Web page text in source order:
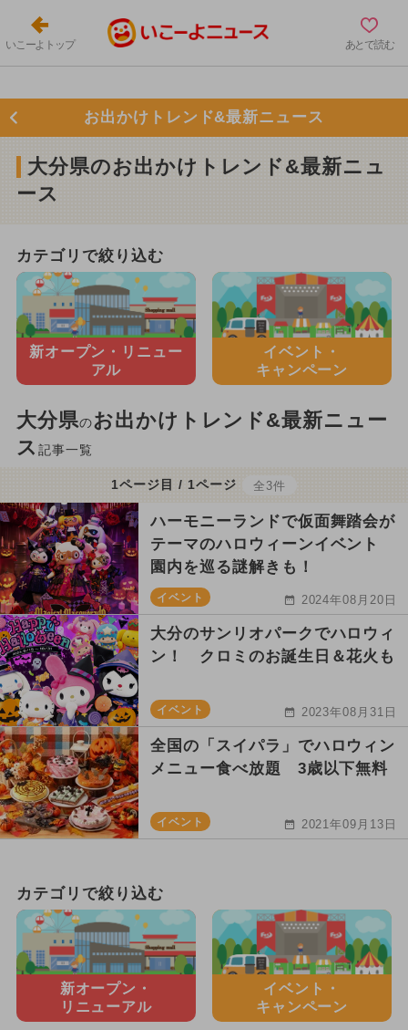
いこーよトップ あとで読む
お出かけトレンド&最新ニュース
大分県のお出かけトレンド&最新ニュ
ース
カテゴリで絞り込む
新オープン・ リニュー
アル
イベント・
キャンペーン
大分県のお出かけトレンド&最新ニュー
ス 記事一覧
1ページ目 / 1ページ 全3件
ハーモニーランドで仮面舞踏会が
テーマのハロウィーンイベント
園内を巡る謎解きも！
イベント 2024年08月20日
大分のサンリオパークでハロウィ
ン！ クロミのお誕生日＆花火も
イベント 2023年08月31日
全国の「スイパラ」でハロウィン
メニュー食べ放題 3歳以下無料
イベント 2021年09月13日
カテゴリで絞り込む
新オープン・
リニューアル
イベント・
キャンペーン